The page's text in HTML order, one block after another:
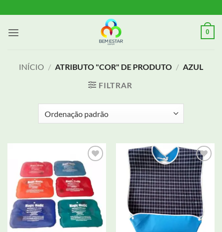
to
content
0
INÍCIO / ATRIBUTO "COR" DE PRODUTO / AZUL
FILTRAR
Adicionar
aos meus
desejos
Adicionar
aos meus
desejos